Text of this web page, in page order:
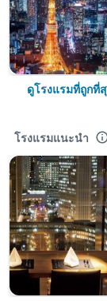
ดูโรงแรมที่ถูกที่
โรงแรมแนะนำ